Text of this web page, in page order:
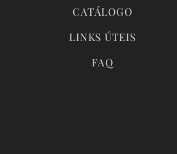
CATÁLOGO
LINKS ÚTEIS
FAQ